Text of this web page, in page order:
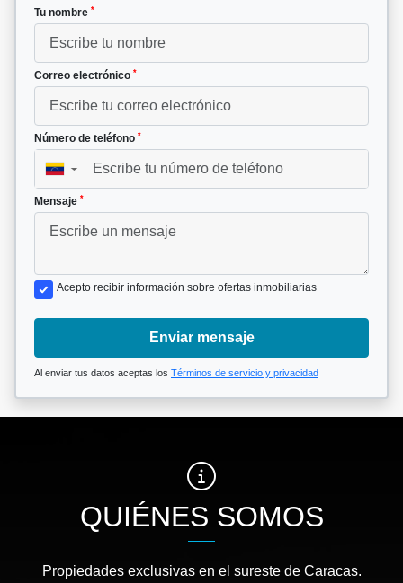
Tu nombre *
Correo electrónico *
Número de teléfono *
▼
Mensaje *
Acepto recibir información sobre ofertas inmobiliarias
Enviar mensaje
Al enviar tus datos aceptas los Términos de servicio y privacidad
QUIÉNES SOMOS
Propiedades exclusivas en el sureste de Caracas.